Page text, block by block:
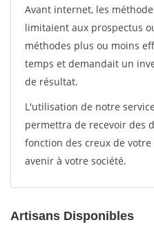
Avant internet, les
limitaient aux prospectus
méthodes plus ou moins
temps et demandait un
de résultat.
L'utilisation de notre
permettra de recevoir des
fonction des creux de
avenir à votre société.
Artisans Disponibles